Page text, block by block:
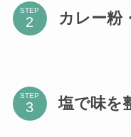
STEP カレー粉
STEP 塩で味を